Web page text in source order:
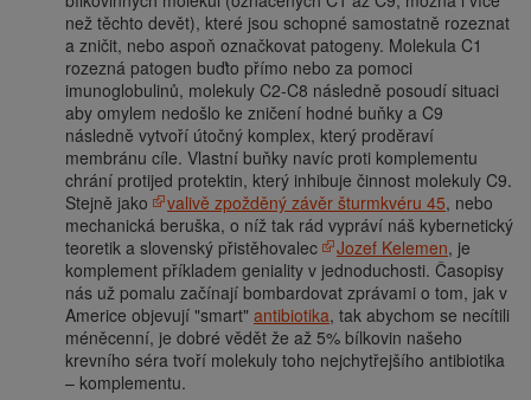
než těchto devět), které jsou schopné samostatně rozeznat
a zničit, nebo aspoň označkovat patogeny. Molekula C1
rozezná patogen buďto přímo nebo za pomoci
imunoglobulinů, molekuly C2-C8 následně posoudí situaci
aby omylem nedošlo ke zničení hodné buňky a C9
následně vytvoří útočný komplex, který proděraví
membránu cíle. Vlastní buňky navíc proti komplementu
chrání protijed protektin, který inhibuje činnost molekuly C9.
Stejně jako
valivě zpožděný závěr šturmkvéru 45, nebo
mechanická beruška, o níž tak rád vypráví náš kybernetický
teoretik a slovenský přistěhovalec
Jozef Kelemen, je
komplement příkladem geniality v jednoduchosti. Časopisy
nás už pomalu začínají bombardovat zprávami o tom, jak v
Americe objevují "smart" antibiotika, tak abychom se necítili
méněcenní, je dobré vědět že až 5% bílkovin našeho
krevního séra tvoří molekuly toho nejchytřejšího antibiotika
– komplementu.